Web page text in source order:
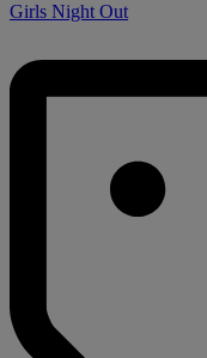
Girls Night Out